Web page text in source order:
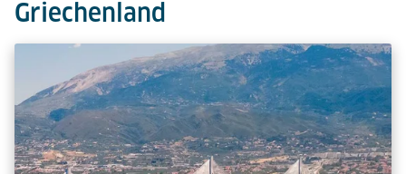
Griechenland